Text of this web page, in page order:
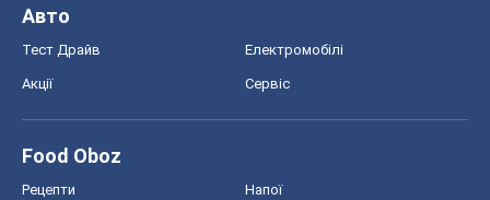
Авто
Тест Драйв Електромобілі
Акції Сервіс
Food Oboz
Рецепти Напої